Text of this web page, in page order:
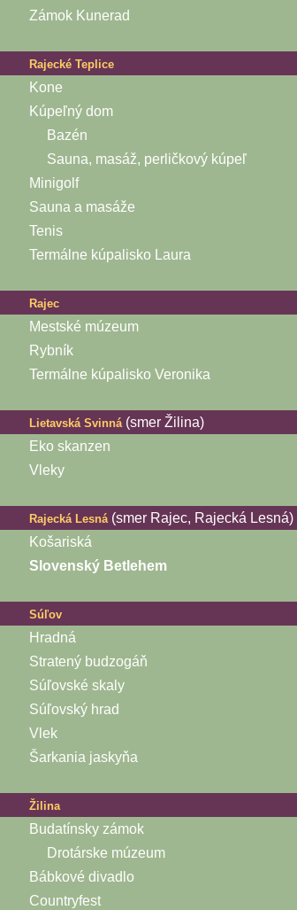
Zámok Kunerad
Rajecké Teplice
Kone
Kúpeľný dom
Bazén
Sauna, masáž, perličkový kúpeľ
Minigolf
Sauna a masáže
Tenis
Termálne kúpalisko Laura
Rajec
Mestské múzeum
Rybník
Termálne kúpalisko Veronika
Lietavská Svinná (smer Žilina)
Eko skanzen
Vleky
Rajecká Lesná (smer Rajec, Rajecká Lesná)
Košariská
Slovenský Betlehem
Súľov
Hradná
Stratený budzogáň
Súľovské skaly
Súľovský hrad
Vlek
Šarkania jaskyňa
Žilina
Budatínsky zámok
Drotárske múzeum
Bábkové divadlo
Countryfest